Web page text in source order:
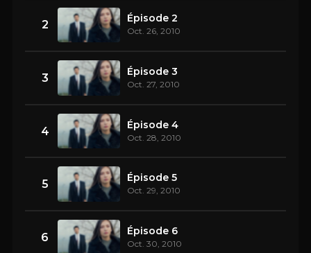
2 Épisode 2
Oct. 26, 2010
3 Épisode 3
Oct. 27, 2010
4 Épisode 4
Oct. 28, 2010
5 Épisode 5
Oct. 29, 2010
6 Épisode 6
Oct. 30, 2010